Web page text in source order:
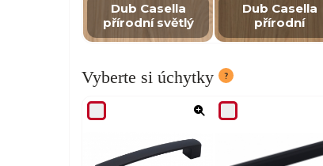
Dub Casella
přírodní světlý
Dub Casella
přírodní
Vyberte si úchytky